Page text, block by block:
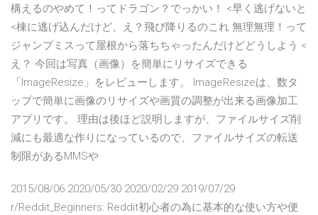
構えるのやめて！ってドラゴン？でっかい！ <早く逃げないと
<棟に逃げ込んだけど、え？飛び降りるのこれ 無理無理！って
ジャンプミスって屋根から落ちちゃったんだけどどうしよう <
え？ 今回は写真（画像）を簡単にリサイズできる
「ImageResize」をレビューします。 ImageResizeは、数タ
ップで簡単に画像のリサイズや画質の調整が出来る画像加工
アプリです。 理由は後ほど説明しますが、ファイルサイズ削
減にも最適な作りになっているので、ファイルサイズの転送
制限があるMMSや
2015/08/06 2020/05/30 2020/02/29 2019/07/29
r/Reddit_Beginners: Reddit初心者の為に基本的な使い方や便